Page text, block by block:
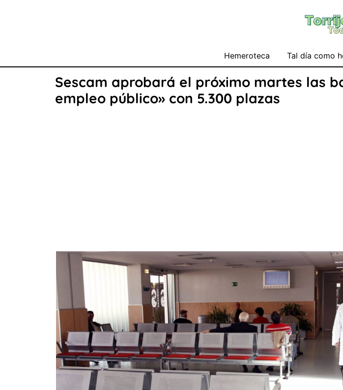
Hemeroteca Tal día como
Sescam aprobará el próximo martes las
empleo público» con 5.300 plazas